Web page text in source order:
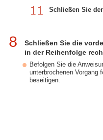
Schließen Sie
8
Schließen Sie die
in der Reihenfolge
Befolgen Sie die
unterbrochenen Vorgang
beseitigen.